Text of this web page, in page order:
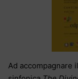
Ad accompagnare